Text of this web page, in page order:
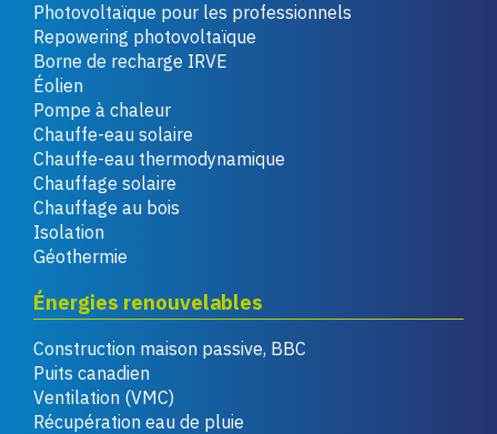
Photovoltaïque pour les professionnels
Repowering photovoltaïque
Borne de recharge IRVE
Éolien
Pompe à chaleur
Chauffe-eau solaire
Chauffe-eau thermodynamique
Chauffage solaire
Chauffage au bois
Isolation
Géothermie
Énergies renouvelables
Construction maison passive, BBC
Puits canadien
Ventilation (VMC)
Récupération eau de pluie